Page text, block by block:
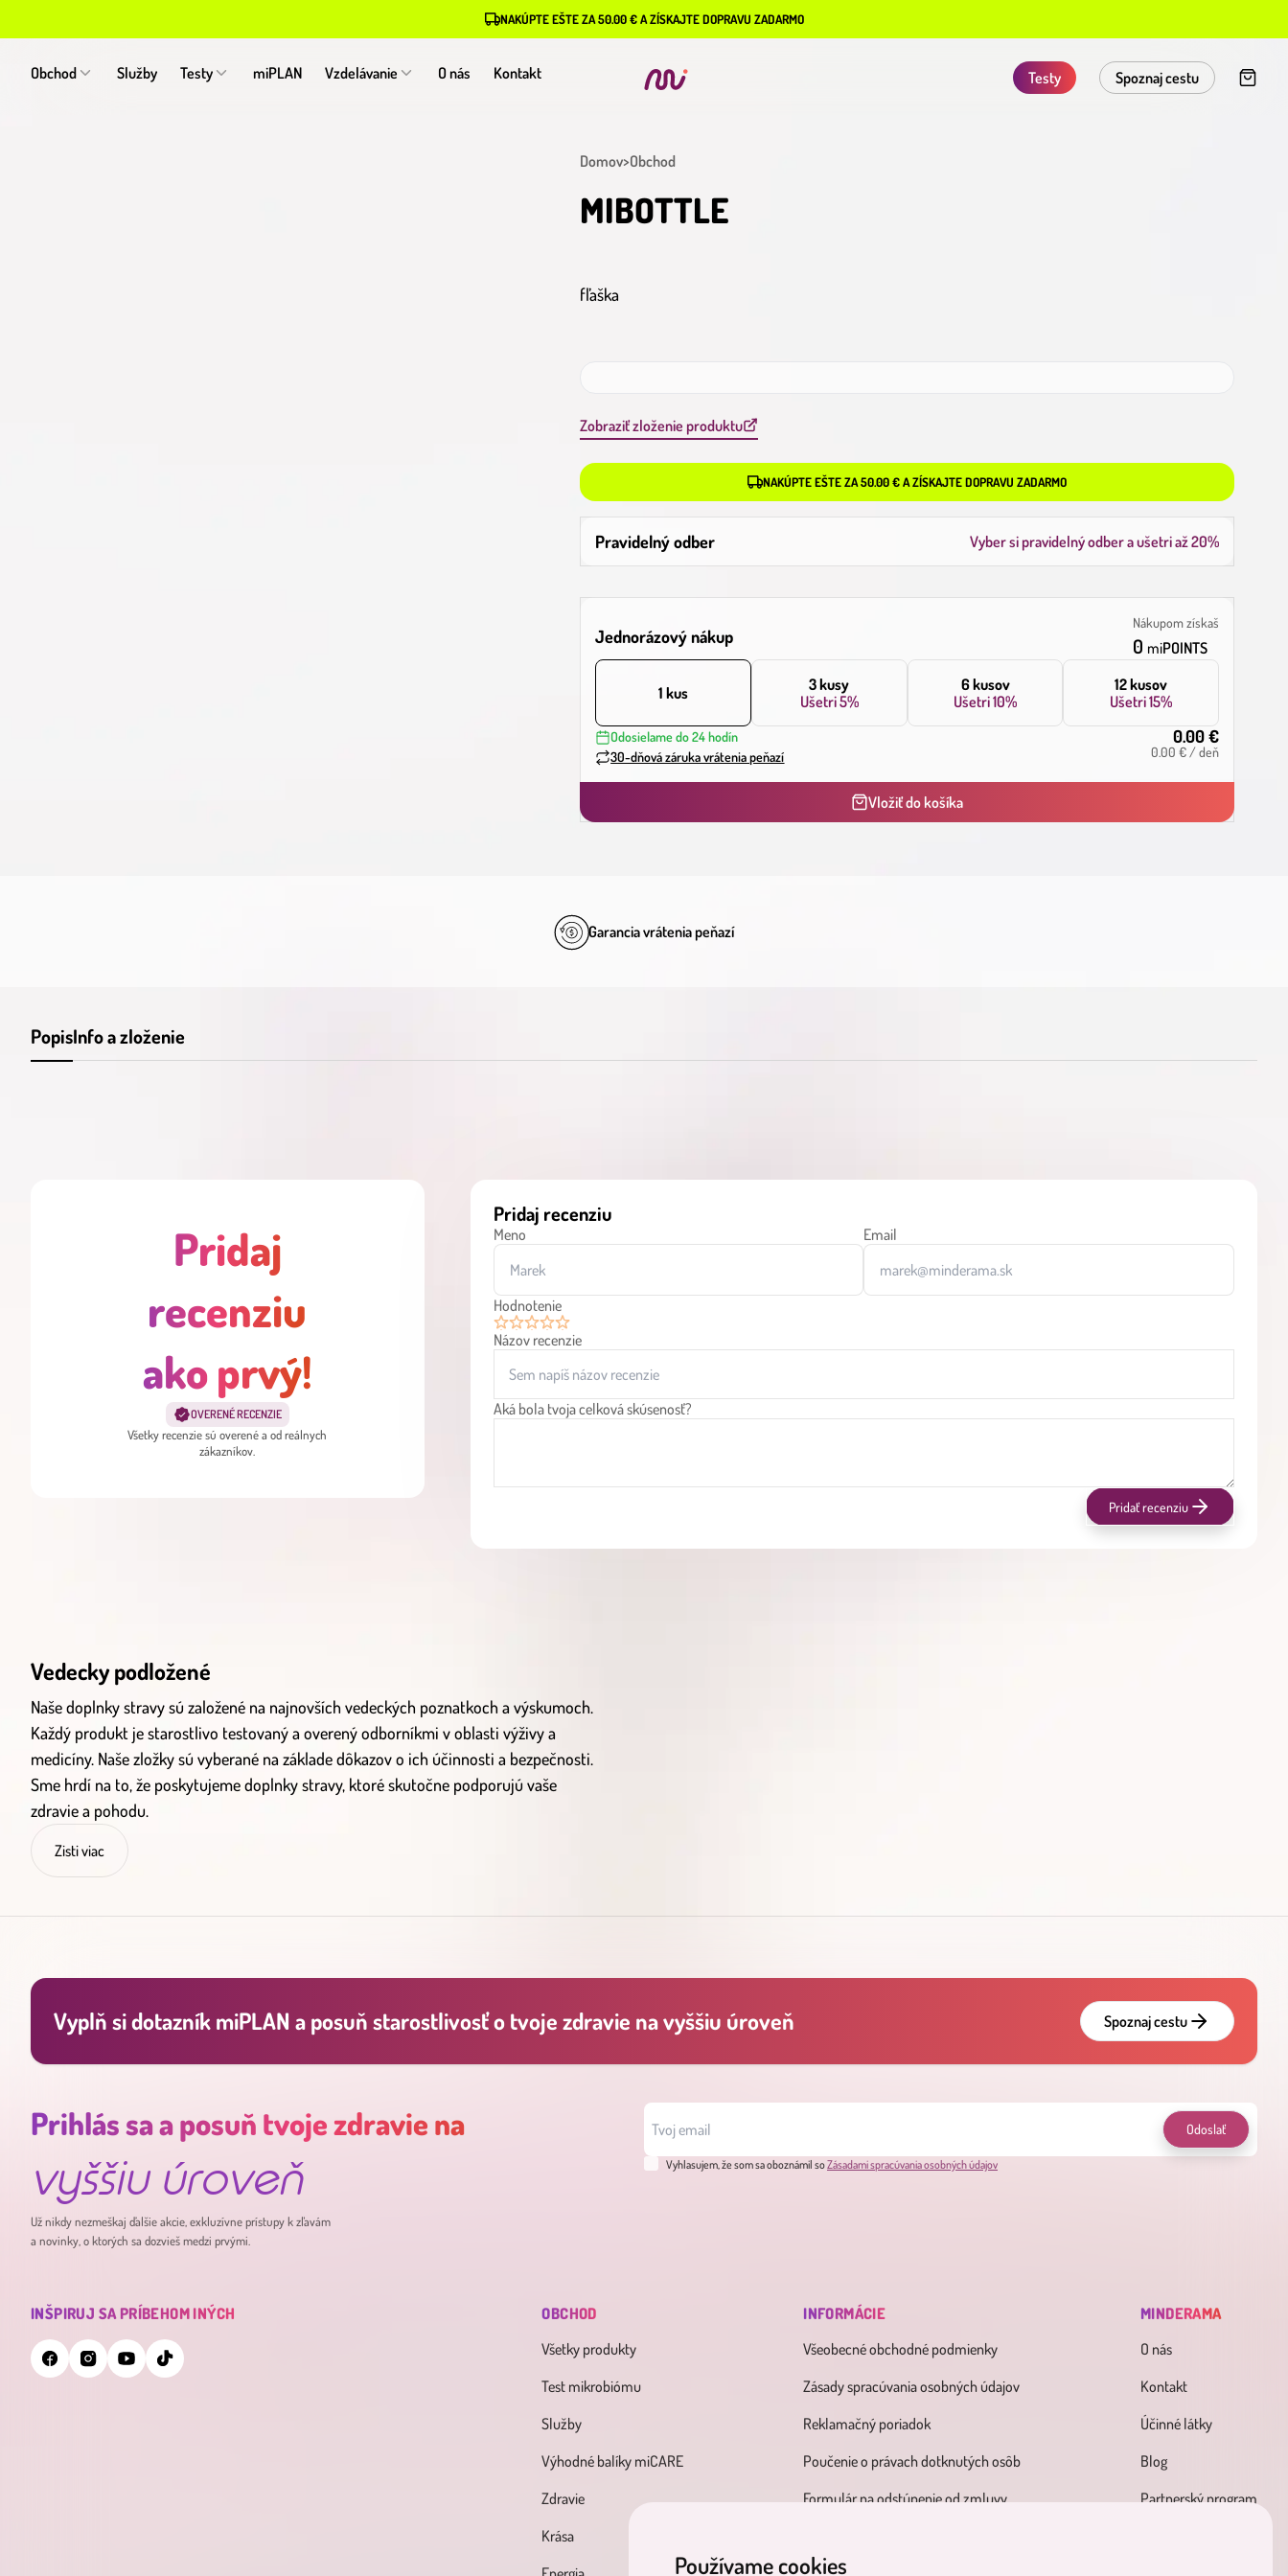
Používame cookies
NAKÚPTE EŠTE ZA 50.00 € A ZÍSKAJTE DOPRAVU ZADARMO
Obchod Služby Testy miPLAN Vzdelávanie O nás Kontakt Testy Spoznaj cestu
Domov>Obchod
MIBOTTLE
fľaška
Zobraziť zloženie produktu
NAKÚPTE EŠTE ZA 50.00 € A ZÍSKAJTE DOPRAVU ZADARMO
Pravidelný odber Vyber si pravidelný odber a ušetri až20%
Jednorázový nákup
Nákupom získaš
0 miPOINTS
1 kus
3 kusy
Ušetri5%
6 kusov
Ušetri10%
12 kusov
Ušetri15%
Odosielame do 24 hodín
30-dňová záruka vrátenia peňazí
0.00€
0.00 €/deň
Vložiť do košíka
Garancia vrátenia peňazí
PopisInfo a zloženie
Pridaj
recenziu
ako prvý!
OVERENÉ RECENZIE
Všetky recenzie sú overené a od reálnych
zákazníkov.
Pridaj recenziu
Meno Email
Hodnotenie
1 2 3 4 5
Názov recenzie
Aká bola tvoja celková skúsenosť?
Pridať recenziu
Vedecky podložené
Naše doplnky stravy sú založené na najnovších vedeckých poznatkoch a výskumoch.
Každý produkt je starostlivo testovaný a overený odborníkmi v oblasti výživy a
medicíny. Naše zložky sú vyberané na základe dôkazov o ich účinnosti a bezpečnosti.
Sme hrdí na to, že poskytujeme doplnky stravy, ktoré skutočne podporujú vaše
zdravie a pohodu.
Zisti viac
Vyplň si dotazník miPLAN a posuň starostlivosť o tvoje zdravie na vyššiu úroveň Spoznaj cestu
Prihlás sa a posuň tvoje zdravie na
vyššiu úroveň
Už nikdy nezmeškaj ďalšie akcie, exkluzívne prístupy k zľavám
a novinky, o ktorých sa dozvieš medzi prvými.
Odoslať
Vyhlasujem, že som sa oboznámil soZásadami spracúvania osobných údajov
INŠPIRUJ SA PRÍBEHOM INÝCH
OBCHOD
Všetky produkty
Test mikrobiómu
Služby
Výhodné balíky miCARE
Zdravie
Krása
INFORMÁCIE
Všeobecné obchodné podmienky
Zásady spracúvania osobných údajov
Reklamačný poriadok
Poučenie o právach dotknutých osôb
Formulár na odstúpenie od zmluvy
MINDERAMA
O nás
Kontakt
Účinné látky
Blog
Partnerský program